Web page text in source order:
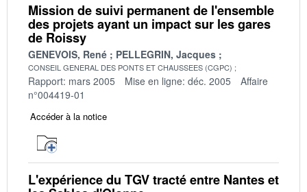
Mission de suivi permanent de l'ensemble
des projets ayant un impact sur les gares
de Roissy
GENEVOIS, René PELLEGRIN, Jacques
CONSEIL GENERAL DES PONTS ET CHAUSSEES (CGPC)
Rapport: mars 2005 Mise en ligne: déc. 2005
Affaire
n°004419-01
Accéder à la notice
L'expérience du TGV tracté entre Nantes et